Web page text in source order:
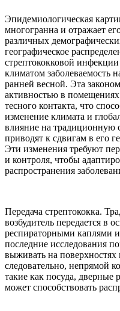
Эпидемиологическая
многогранна и отражает
различных
географическое
стрептококковой
климатом заболеваемость
ранней весной. Эта
активностью в
тесного контакта, что
изменение климата и
влияние на традиционную
приводят к сдвигам в его
Эти изменения требуют
и контроля, чтобы
распространения
Передача стрептококка.
возбудитель передается в
респираторными каплями
последние исследования
выживать на поверхностях
следовательно, непрямой
такие как посуда, дверные
может способствовать